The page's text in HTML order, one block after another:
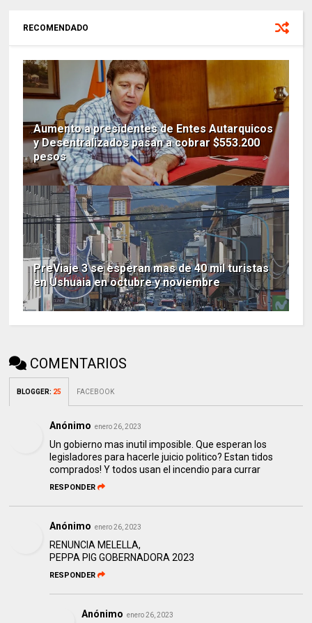
RECOMENDADO
Aumento a presidentes de Entes Autarquicos
y Desentralizados pasan a cobrar $553.200
pesos
PreViaje 3 se esperan mas de 40 mil turistas
en Ushuaia en octubre y noviembre
COMENTARIOS
BLOGGER: 25 FACEBOOK
Anónimo enero 26, 2023
Un gobierno mas inutil imposible. Que esperan los
legisladores para hacerle juicio politico? Estan tidos
comprados! Y todos usan el incendio para currar
RESPONDER
Anónimo enero 26, 2023
RENUNCIA MELELLA,
PEPPA PIG GOBERNADORA 2023
RESPONDER
Anónimo enero 26, 2023